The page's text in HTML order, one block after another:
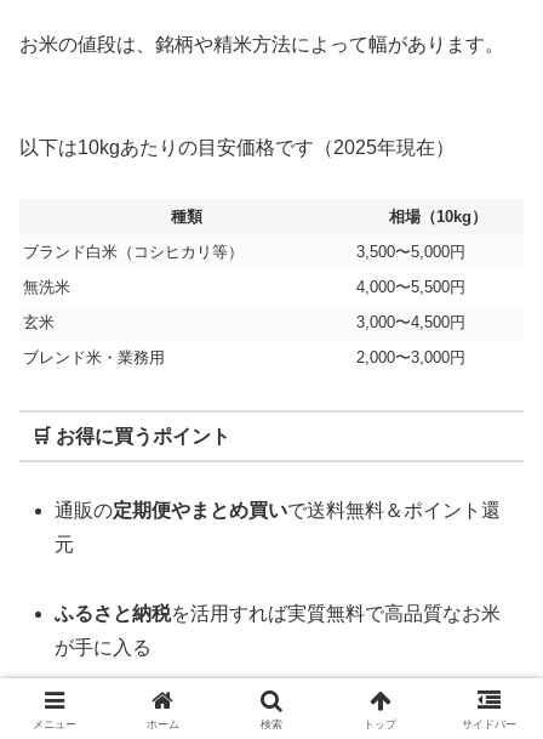
お米の値段は、銘柄や精米方法によって幅があります。
以下は10kgあたりの目安価格です（2025年現在）
種類
相場（10kg）
ブランド白米（コシヒカリ等）
3,500〜5,000円
無洗米
4,000〜5,500円
玄米
3,000〜4,500円
ブレンド米・業務用
2,000〜3,000円
🛒 お得に買うポイント
通販の定期便やまとめ買いで送料無料＆ポイント還
元
ふるさと納税を活用すれば実質無料で高品質なお米
が手に入る
一気に大量買いより、 消費ペースに合った量をこま
メニュー ホーム 検索 トップ サイドバー